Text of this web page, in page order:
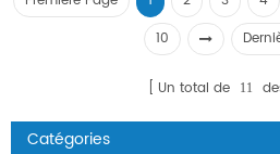
10
Un total de 11
Catégories